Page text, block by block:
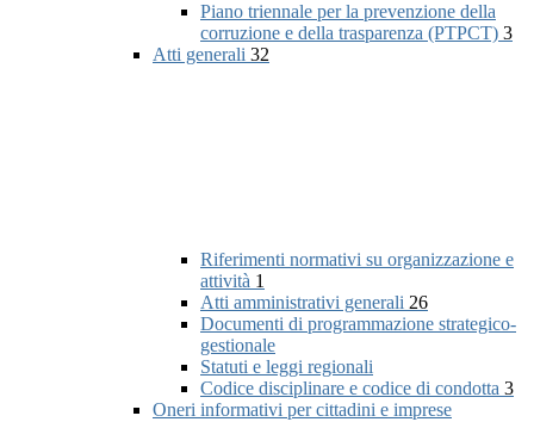
Piano triennale per la prevenzione della
corruzione e della trasparenza (PTPCT) 3
Atti generali 32
Riferimenti normativi su organizzazione e
attività 1
Atti amministrativi generali 26
Documenti di programmazione strategico-
gestionale
Statuti e leggi regionali
Codice disciplinare e codice di condotta 3
Oneri informativi per cittadini e imprese